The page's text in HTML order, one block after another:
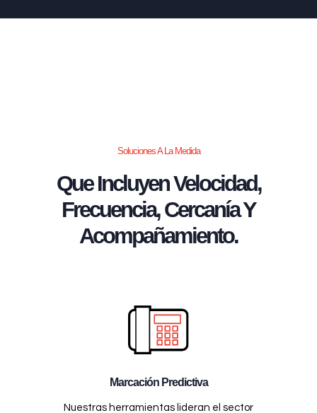
Soluciones A La Medida
Que Incluyen Velocidad,
Frecuencia, Cercanía Y
Acompañamiento.
Marcación Predictiva
Nuestras herramientas lideran el sector